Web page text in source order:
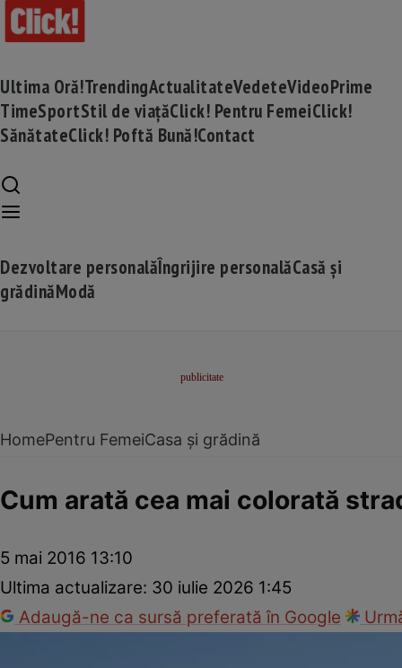
Ultima Oră!TrendingActualitateVedeteVideoPrime
TimeSportStil de viațăClick! Pentru FemeiClick!
SănătateClick! Poftă Bună!Contact
Dezvoltare personalăÎngrijire personalăCasă și
grădinăModă
HomePentru FemeiCasa și grădină
Cum arată cea mai colorată
5 mai 2016 13:10
Ultima actualizare: 30 iulie 2026 1:45
Adaugă-ne ca sursă preferată în Google